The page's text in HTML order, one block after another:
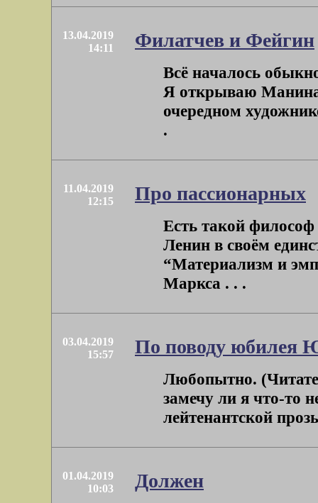
13.04.2019
14:11
Филатчев и Фейгин
Всё началось
Я открываю Манина
очередном
.
11.04.2019
12:15
Про пассионарных
Есть такой
Ленин в своём
“Материализм и
Маркса . . .
03.04.2019
15:57
По поводу юбилея
Любопытно.
замечу ли я что-то
лейтенантской
01.04.2019
10:03
Должен